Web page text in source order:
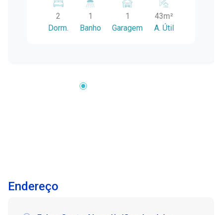
ambientes bem distribuídos e recursos que
facilitam a rotina, é uma excelente opção para
famílias que buscam qualidade de vida em um
acesso a serviços, comércio, instituições de
necessidades de quem busca um lar prático e
acolhedor. Ambientes: Sala de estar com ar-
2
Dorm.
1
Banho
1
Garagem
43m²
A. Útil
Endereço